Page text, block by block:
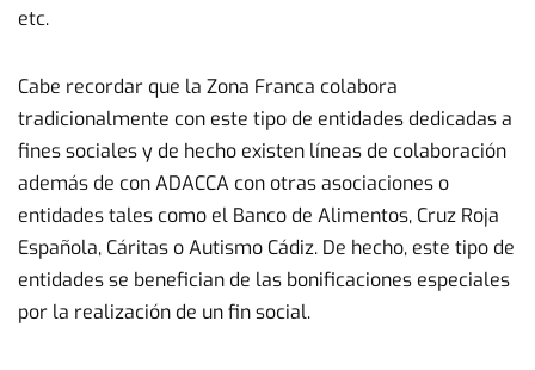
etc.
Cabe recordar que la Zona Franca colabora
tradicionalmente con este tipo de entidades dedicadas a
fines sociales y de hecho existen líneas de colaboración
además de con ADACCA con otras asociaciones o
entidades tales como el Banco de Alimentos, Cruz Roja
Española, Cáritas o Autismo Cádiz. De hecho, este tipo de
entidades se benefician de las bonificaciones especiales
por la realización de un fin social.